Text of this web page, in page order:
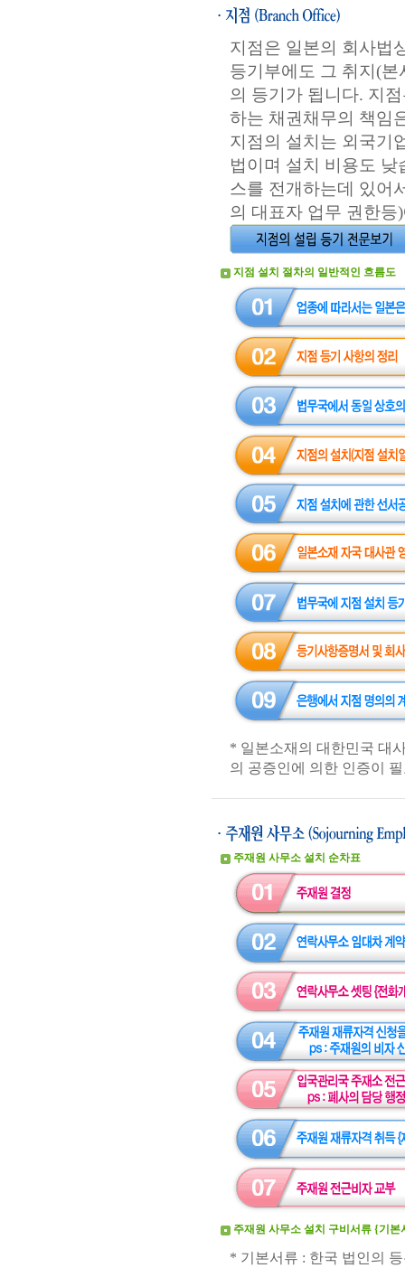
지점은 일본의 회사법
등기부에도 그 취지(
의 등기가 됩니다. 지
하는 채권채무의 책임
지점의 설치는 외국기
법이며 설치 비용도
스를 전개하는데 있어
의 대표자 업무 권한
지점 설치 절차의 일반적인 흐름도
* 일본소재의 대한민국 대
의 공증인에 의한 인증이
주재원 사무소 설치 순차표
주재원 사무소 설치 구비서류 {기본
* 기본서류 : 한국 법인의